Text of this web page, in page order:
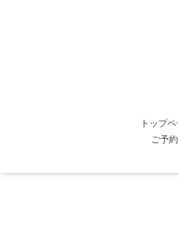
トップ
ご予